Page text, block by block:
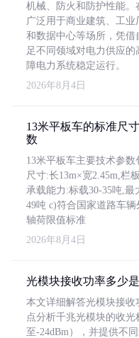
机械、防火和防护性能。
广泛用于商业建筑、工业
和数据中心等场所，凭借
足不同领域对电力供应的
障电力系统稳定运行。
2026年8月4日
13米平板车的标准尺
数
13米平板车主要技术参数
尺寸:长13m×宽2.45m,栏
承载能力:标载30-35吨,最
49吨 c)符合国家道路车辆
轴荷限值标准
2026年8月4日
光模块接收功率多少
本文详细解答光模块接
点分析千兆光模块的收
至-24dBm），并提供不